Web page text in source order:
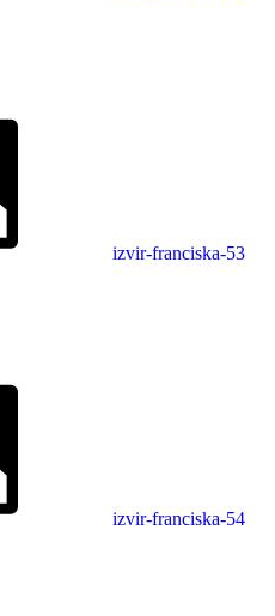
izvir-franciska-53
izvir-franciska-54